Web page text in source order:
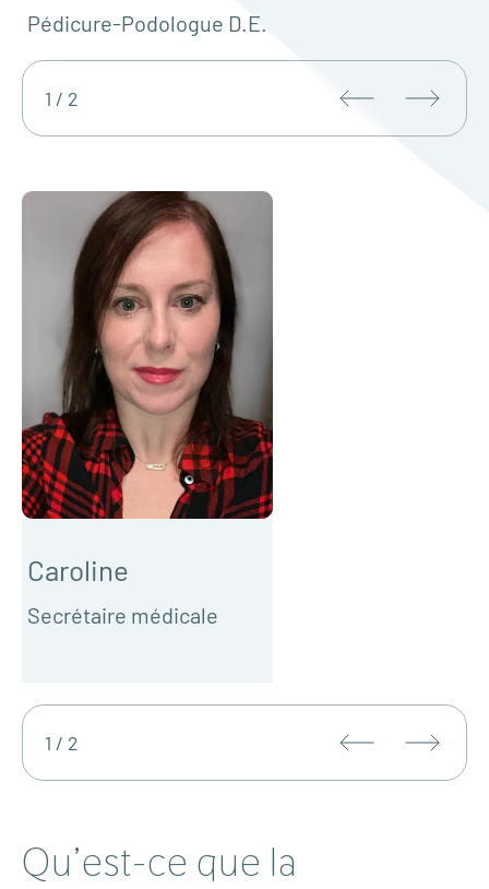
1 / 2
Pédicure-Podologue D.E.
1 / 2
Mon parcours
Caroline
Secrétaire médicale
Qu’est-ce que la